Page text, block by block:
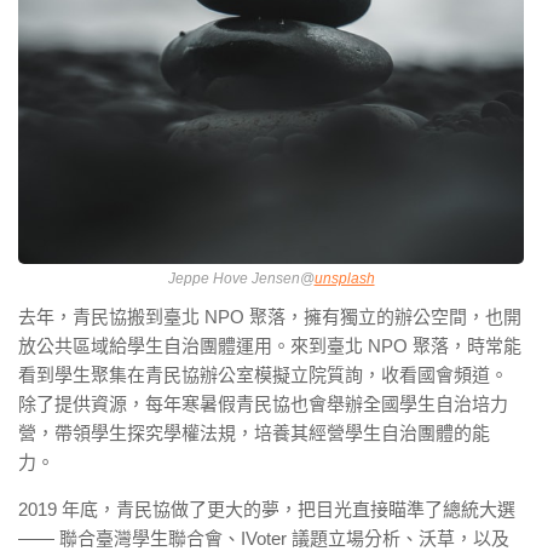
Jeppe Hove Jensen@unsplash
去年，青民協搬到臺北 NPO 聚落，擁有獨立的辦公空間，也開
放公共區域給學生自治團體運用。來到臺北 NPO 聚落，時常能
看到學生聚集在青民協辦公室模擬立院質詢，收看國會頻道。
除了提供資源，每年寒暑假青民協也會舉辦全國學生自治培力
營，帶領學生探究學權法規，培養其經營學生自治團體的能
力。
2019 年底，青民協做了更大的夢，把目光直接瞄準了總統大選
—— 聯合臺灣學生聯合會、IVoter 議題立場分析、沃草，以及